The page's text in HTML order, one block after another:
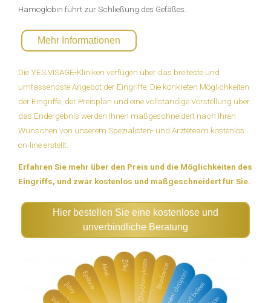
Hämoglobin führt zur Schließung des Gefäßes.
Mehr Informationen
Die YES VISAGE-Kliniken verfügen über das breiteste und
umfassendste Angebot der Eingriffe. Die konkreten Möglichkeiten
der Eingriffe, der Preisplan und eine vollständige Vorstellung über
das Endergebnis werden Ihnen maßgeschneidert nach Ihren
Wünschen von unserem Spezialisten- und Ärzteteam kostenlos
on-line erstellt.
Erfahren Sie mehr über den Preis und die Möglichkeiten des
Eingriffs, und zwar kostenlos und maßgeschneidert für Sie.
Hier bestellen Sie eine kostenlose und
unverbindliche Beratung